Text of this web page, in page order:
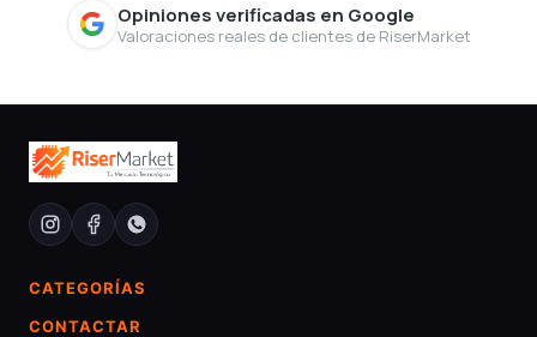
Opiniones verificadas en Google
Valoraciones reales de clientes de RiserMarket
CATEGORÍAS
CONTACTAR